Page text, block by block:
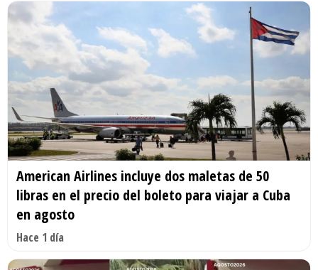
American Airlines incluye dos maletas de 50
libras en el precio del boleto para viajar a Cuba
en agosto
Hace 1 día